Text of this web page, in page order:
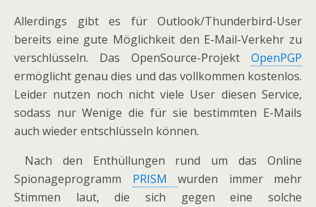
Allerdings gibt es für Outlook/Thunderbird-User
bereits eine gute Möglichkeit den E-Mail-Verkehr zu
verschlüsseln. Das OpenSource-Projekt OpenPGP
ermöglicht genau dies und das vollkommen kostenlos.
Leider nutzen noch nicht viele User diesen Service,
sodass nur Wenige die für sie bestimmten E-Mails
auch wieder entschlüsseln können.
Nach den Enthüllungen rund um das Online
Spionageprogramm PRISM wurden immer mehr
Stimmen laut, die sich gegen eine solche